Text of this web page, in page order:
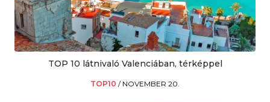
TOP 10 látnivaló Valenciában, térképpel
TOP10 / NOVEMBER 20.